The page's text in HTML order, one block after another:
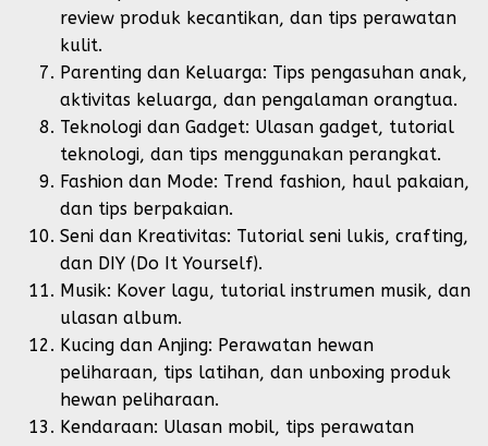
review produk kecantikan, dan tips perawatan
kulit.
Parenting dan Keluarga: Tips pengasuhan anak,
aktivitas keluarga, dan pengalaman orangtua.
Teknologi dan Gadget: Ulasan gadget, tutorial
teknologi, dan tips menggunakan perangkat.
Fashion dan Mode: Trend fashion, haul pakaian,
dan tips berpakaian.
Seni dan Kreativitas: Tutorial seni lukis, crafting,
dan DIY (Do It Yourself).
Musik: Kover lagu, tutorial instrumen musik, dan
ulasan album.
Kucing dan Anjing: Perawatan hewan
peliharaan, tips latihan, dan unboxing produk
hewan peliharaan.
Kendaraan: Ulasan mobil, tips perawatan